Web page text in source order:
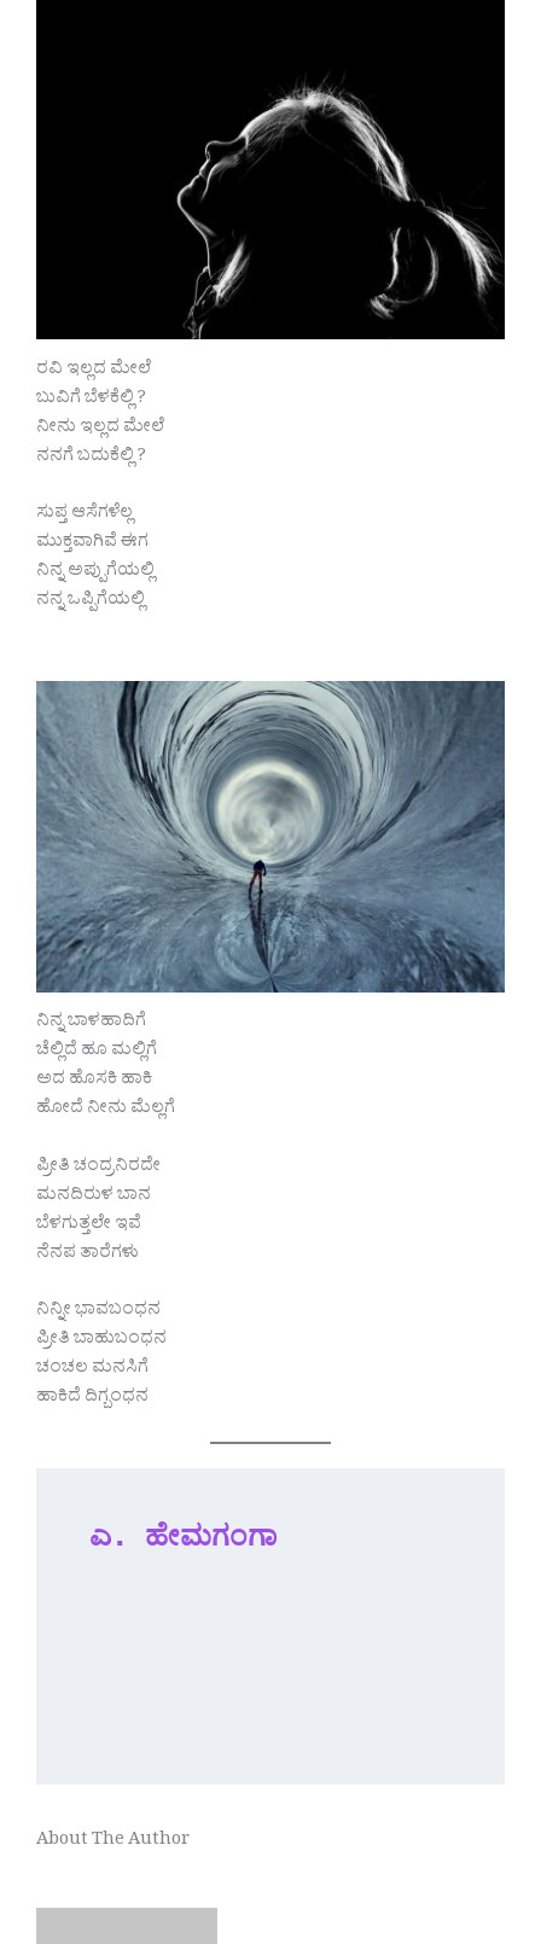
ರವಿ ಇಲ್ಲದ ಮೇಲೆ
ಬುವಿಗೆ ಬೆಳಕೆಲ್ಲಿ ?
ನೀನು ಇಲ್ಲದ ಮೇಲೆ
ನನಗೆ ಬದುಕೆಲ್ಲಿ ?
ಸುಪ್ತ ಆಸೆಗಳೆಲ್ಲ
ಮುಕ್ತವಾಗಿವೆ ಈಗ
ನಿನ್ನ ಅಪ್ಪುಗೆಯಲ್ಲಿ
ನನ್ನ ಒಪ್ಪಿಗೆಯಲ್ಲಿ
ನಿನ್ನ ಬಾಳಹಾದಿಗೆ
ಚೆಲ್ಲಿದೆ ಹೂ ಮಲ್ಲಿಗೆ
ಅದ ಹೊಸಕಿ ಹಾಕಿ
ಹೋದೆ ನೀನು ಮೆಲ್ಲಗೆ
ಪ್ರೀತಿ ಚಂದ್ರನಿರದೇ
ಮನದಿರುಳ ಬಾನ
ಬೆಳಗುತ್ತಲೇ ಇವೆ
ನೆನಪ ತಾರೆಗಳು
ನಿನ್ನೀ ಭಾವಬಂಧನ
ಪ್ರೀತಿ ಬಾಹುಬಂಧನ
ಚಂಚಲ ಮನಸಿಗೆ
ಹಾಕಿದೆ ದಿಗ್ಬಂಧನ
ಎ. ಹೇಮಗಂಗಾ
About The Author